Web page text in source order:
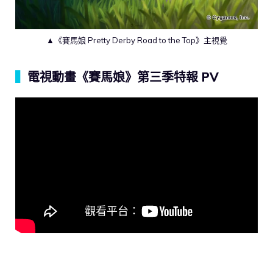
▲《賽馬娘 Pretty Derby Road to the Top》主視覺
電視動畫《賽馬娘》第三季特報 PV